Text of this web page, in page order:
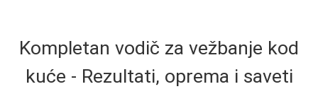
Kompletan vodič za vežbanje kod
kuće - Rezultati, oprema i saveti